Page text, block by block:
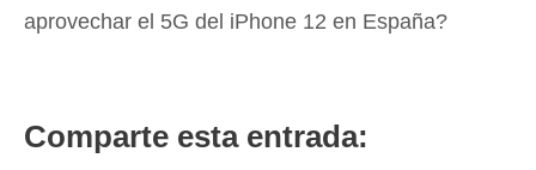
aprovechar el 5G del iPhone 12 en España?
Comparte esta entrada: